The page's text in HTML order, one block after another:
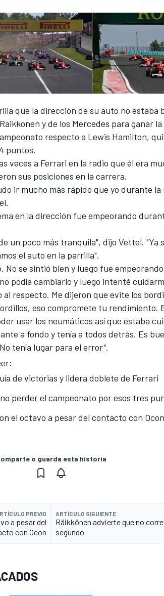
que la dirección de su auto no estaba
y de los Mercedes para ganar
respecto a Lewis Hamilton,
puntos.
veces a Ferrari en la radio que él era
sus posiciones en la carrera.
ir mucho más rápido que yo durante la
en la dirección fue empeorando
un poco más tranquila", dijo Vettel. "Ya
el auto en la parrilla".
No se sintió bien y luego fue
podía cambiarlo y luego intenté
al respecto. Me dijeron que evite los
eso compromete tu rendimiento.
usar los neumáticos así que estaba
a fondo y tenía a todos detrás. Es
tenía lugar para el error".
de victorias y lidera doblete de Ferrari
perder el campeonato por esos tres
el octavo a pesar del contacto con Ocon
o guarda esta historia
PREVIO
a pesar del
con Ocon
ARTÍCULO SIGUIENTE
Räikkönen advierte que no
segundo